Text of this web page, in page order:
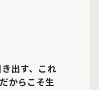
出す、これ
からこそ生